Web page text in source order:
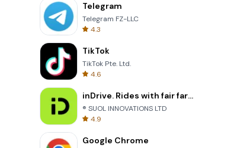
Telegram
Telegram FZ-LLC
4.3
TikTok
TikTok Pte. Ltd.
4.6
inDrive. Rides with fair fares
® SUOL INNOVATIONS LTD
4.9
Google Chrome